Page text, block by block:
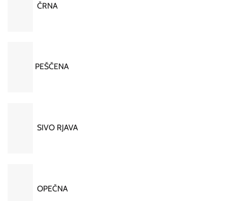
ČRNA
PEŠČENA
SIVO RJAVA
OPEČNA